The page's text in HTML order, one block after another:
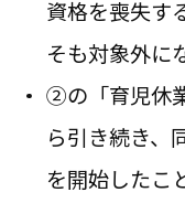
資格を喪失す
そも対象外に
②の「育児休
ら引き続き、
を開始したこ